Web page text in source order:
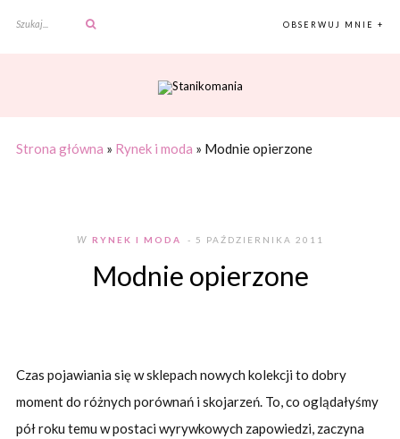
OBSERWUJ MNIE +
Strona główna » Rynek i moda » Modnie opierzone
W RYNEK I MODA - 5 PAŹDZIERNIKA 2011
Modnie opierzone
Czas pojawiania się w sklepach nowych kolekcji to dobry
moment do różnych porównań i skojarzeń. To, co oglądałyśmy
pół roku temu w postaci wyrywkowych zapowiedzi, zaczyna